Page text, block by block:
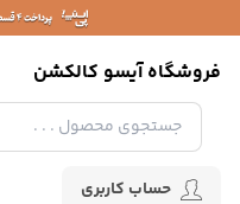
فروشگاه آیسو کالکشن
حساب کاربری